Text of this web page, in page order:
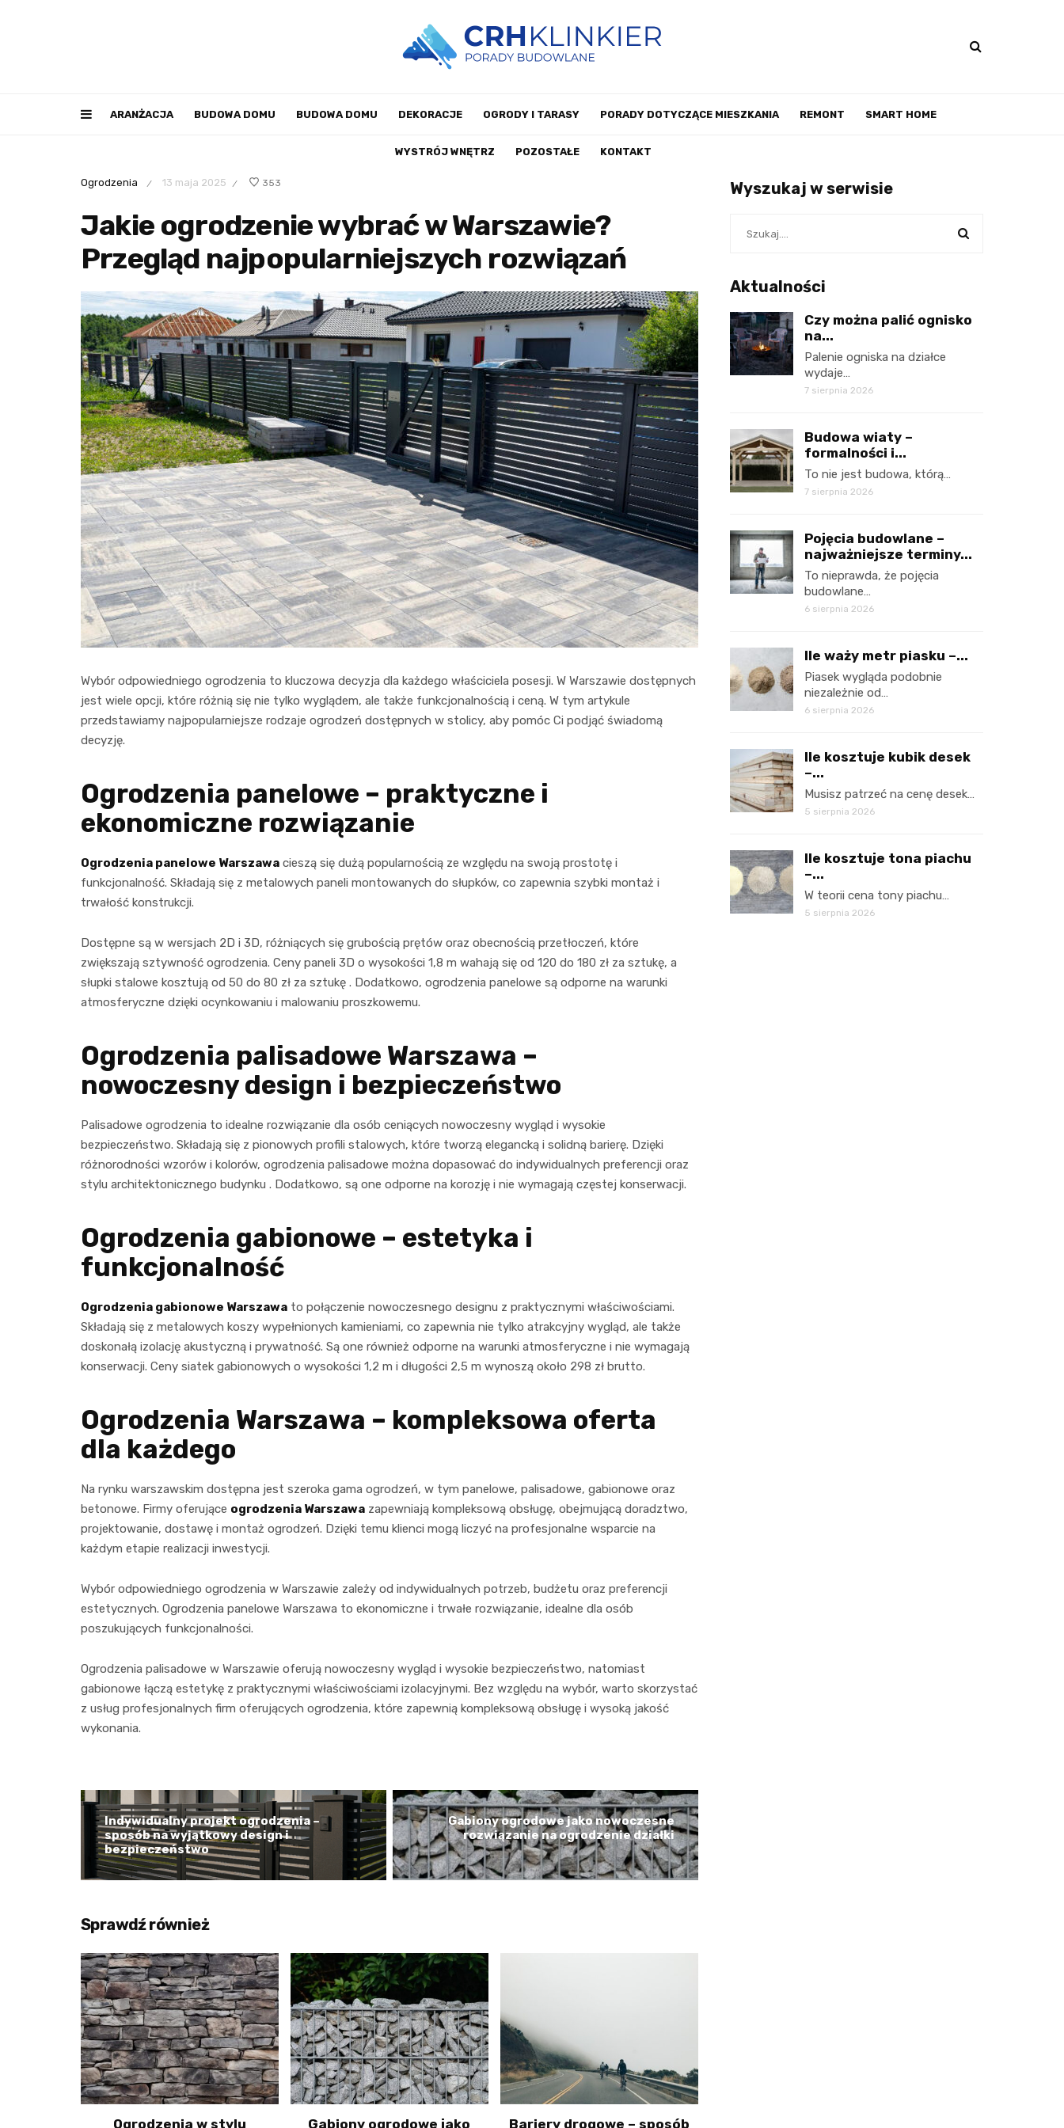
ARANŻACJA BUDOWA DOMU BUDOWA DOMU DEKORACJE OGRODY I TARASY PORADY DOTYCZĄCE MIESZKANIA REMONT SMART HOME
WYSTRÓJ WNĘTRZ POZOSTAŁE KONTAKT
Ogrodzenia / 13 maja 2025 / 353
Jakie ogrodzenie wybrać w Warszawie?
Przegląd najpopularniejszych rozwiązań
Wybór odpowiedniego ogrodzenia to kluczowa decyzja dla każdego właściciela posesji. W Warszawie dostępnych
jest wiele opcji, które różnią się nie tylko wyglądem, ale także funkcjonalnością i ceną. W tym artykule
przedstawiamy najpopularniejsze rodzaje ogrodzeń dostępnych w stolicy, aby pomóc Ci podjąć świadomą
decyzję.
Ogrodzenia panelowe – praktyczne i
ekonomiczne rozwiązanie
Ogrodzenia panelowe Warszawa cieszą się dużą popularnością ze względu na swoją prostotę i
funkcjonalność. Składają się z metalowych paneli montowanych do słupków, co zapewnia szybki montaż i
trwałość konstrukcji.
Dostępne są w wersjach 2D i 3D, różniących się grubością prętów oraz obecnością przetłoczeń, które
zwiększają sztywność ogrodzenia. Ceny paneli 3D o wysokości 1,8 m wahają się od 120 do 180 zł za sztukę, a
słupki stalowe kosztują od 50 do 80 zł za sztukę . Dodatkowo, ogrodzenia panelowe są odporne na warunki
atmosferyczne dzięki ocynkowaniu i malowaniu proszkowemu.
Ogrodzenia palisadowe Warszawa –
nowoczesny design i bezpieczeństwo
Palisadowe ogrodzenia to idealne rozwiązanie dla osób ceniących nowoczesny wygląd i wysokie
bezpieczeństwo. Składają się z pionowych profili stalowych, które tworzą elegancką i solidną barierę. Dzięki
różnorodności wzorów i kolorów, ogrodzenia palisadowe można dopasować do indywidualnych preferencji oraz
stylu architektonicznego budynku . Dodatkowo, są one odporne na korozję i nie wymagają częstej konserwacji.
Ogrodzenia gabionowe – estetyka i
funkcjonalność
Ogrodzenia gabionowe Warszawa to połączenie nowoczesnego designu z praktycznymi właściwościami.
Składają się z metalowych koszy wypełnionych kamieniami, co zapewnia nie tylko atrakcyjny wygląd, ale także
doskonałą izolację akustyczną i prywatność. Są one również odporne na warunki atmosferyczne i nie wymagają
konserwacji. Ceny siatek gabionowych o wysokości 1,2 m i długości 2,5 m wynoszą około 298 zł brutto.
Ogrodzenia Warszawa – kompleksowa oferta
dla każdego
Na rynku warszawskim dostępna jest szeroka gama ogrodzeń, w tym panelowe, palisadowe, gabionowe oraz
betonowe. Firmy oferujące ogrodzenia Warszawa zapewniają kompleksową obsługę, obejmującą doradztwo,
projektowanie, dostawę i montaż ogrodzeń. Dzięki temu klienci mogą liczyć na profesjonalne wsparcie na
każdym etapie realizacji inwestycji.
Wybór odpowiedniego ogrodzenia w Warszawie zależy od indywidualnych potrzeb, budżetu oraz preferencji
estetycznych. Ogrodzenia panelowe Warszawa to ekonomiczne i trwałe rozwiązanie, idealne dla osób
poszukujących funkcjonalności.
Ogrodzenia palisadowe w Warszawie oferują nowoczesny wygląd i wysokie bezpieczeństwo, natomiast
gabionowe łączą estetykę z praktycznymi właściwościami izolacyjnymi. Bez względu na wybór, warto skorzystać
z usług profesjonalnych firm oferujących ogrodzenia, które zapewnią kompleksową obsługę i wysoką jakość
wykonania.
Indywidualny projekt ogrodzenia –
sposób na wyjątkowy design i
bezpieczeństwo
Gabiony ogrodowe jako nowoczesne
rozwiązanie na ogrodzenie działki
Sprawdź również
Ogrodzenia w stylu Gabiony ogrodowe jako Bariery drogowe – sposób
Wyszukaj w serwisie
Aktualności
Czy można palić ognisko
na...
Palenie ogniska na działce
wydaje…
7 sierpnia 2026
Budowa wiaty –
formalności i...
To nie jest budowa, którą…
7 sierpnia 2026
Pojęcia budowlane –
najważniejsze terminy...
To nieprawda, że pojęcia
budowlane…
6 sierpnia 2026
Ile waży metr piasku –...
Piasek wygląda podobnie
niezależnie od…
6 sierpnia 2026
Ile kosztuje kubik desek
–...
Musisz patrzeć na cenę desek…
5 sierpnia 2026
Ile kosztuje tona piachu
–...
W teorii cena tony piachu…
5 sierpnia 2026